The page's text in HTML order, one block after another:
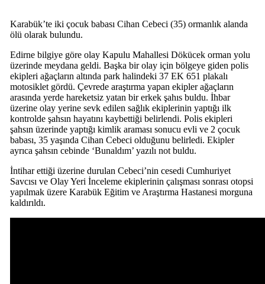
Karabük’te iki çocuk babası Cihan Cebeci (35) ormanlık alanda
ölü olarak bulundu.
Edirne bilgiye göre olay Kapulu Mahallesi Dökücek orman yolu
üzerinde meydana geldi. Başka bir olay için bölgeye giden polis
ekipleri ağaçların altında park halindeki 37 EK 651 plakalı
motosiklet gördü. Çevrede araştırma yapan ekipler ağaçların
arasında yerde hareketsiz yatan bir erkek şahıs buldu. İhbar
üzerine olay yerine sevk edilen sağlık ekiplerinin yaptığı ilk
kontrolde şahsın hayatını kaybettiği belirlendi. Polis ekipleri
şahsın üzerinde yaptığı kimlik araması sonucu evli ve 2 çocuk
babası, 35 yaşında Cihan Cebeci olduğunu belirledi. Ekipler
ayrıca şahsın cebinde ‘Bunaldım’ yazılı not buldu.
İntihar ettiği üzerine durulan Cebeci’nin cesedi Cumhuriyet
Savcısı ve Olay Yeri İnceleme ekiplerinin çalışması sonrası otopsi
yapılmak üzere Karabük Eğitim ve Araştırma Hastanesi morguna
kaldırıldı.